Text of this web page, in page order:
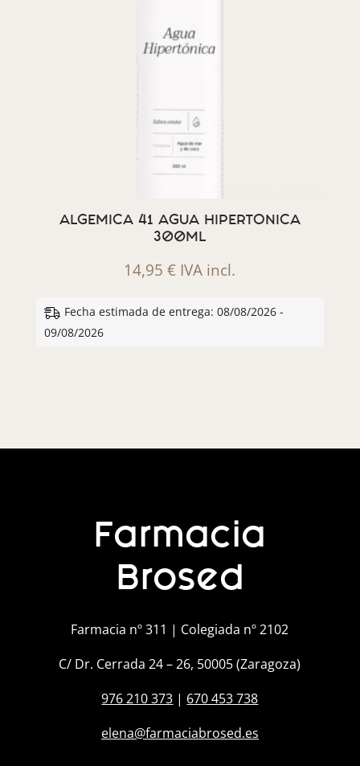
ALGEMICA 41 AGUA HIPERTONICA
300ML
14,95€ IVA incl.
Fecha estimada de entrega: 08/08/2026 -
09/08/2026
Farmacia
Brosed
Farmacia nº 311 | Colegiada nº 2102
C/ Dr. Cerrada 24 – 26, 50005 (Zaragoza)
976 210 373 | 670 453 738
elena@farmaciabrosed.es